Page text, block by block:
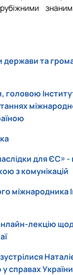
держави та
головою
для ЄС» -
з комунікацій
міжнародника
лекцію
справах України